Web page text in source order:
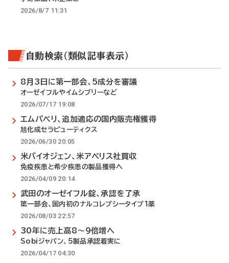
2026/8/7 11:31
自動検索（類似記事表示）
8月3日に第一部会、5成分を審議
オーゼイフルやイムシブリーなど
2026/07/17 19:08
エムパベリ、追加適応の国内販売権獲得
旭化成セラピューティクス
2026/06/30 20:05
米バイオジェン、米アペリス社買収
免疫疾患と希少疾患の製品獲得へ
2026/04/09 20:14
武田のオーゼイフル錠、承認を了承
第一部会、国内初のナルコレプシータイプ1薬
2026/08/03 22:57
30年に売上高8～9倍増へ
Sobiジャパン、5製品承認着実に
2026/04/17 04:30